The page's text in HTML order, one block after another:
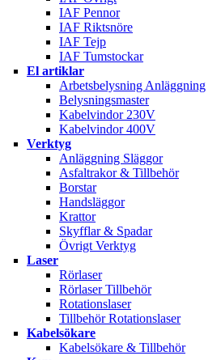
IAF Pennor
IAF Riktsnöre
IAF Tejp
IAF Tumstockar
El artiklar
Arbetsbelysning Anläggning
Belysningsmaster
Kabelvindor 230V
Kabelvindor 400V
Verktyg
Anläggning Släggor
Asfaltrakor & Tillbehör
Borstar
Handsläggor
Krattor
Skyfflar & Spadar
Övrigt Verktyg
Laser
Rörlaser
Rörlaser Tillbehör
Rotationslaser
Tillbehör Rotationslaser
Kabelsökare
Kabelsökare & Tillbehör